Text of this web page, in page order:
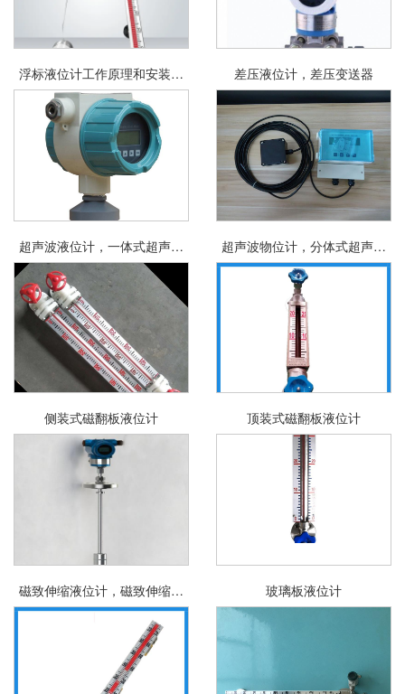
浮标液位计工作原理和安装介
绍
差压液位计，差压变送器
超声波液位计，一体式超声波
液位计
超声波物位计，分体式超声波
液位计
侧装式磁翻板液位计 顶装式磁翻板液位计
磁致伸缩液位计，磁致伸缩线
位移变送器
玻璃板液位计